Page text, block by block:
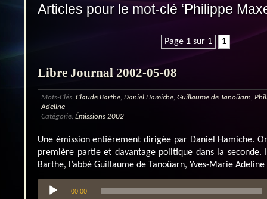
Articles pour le mot-clé ‘Philippe
Page 1 sur 1 1
Libre Journal 2002-05-08
Mots-Clés: Claude Barthe Daniel Hamiche Guillaume de Tanoüarn
Adeline
Catégorie: Émissions 2002
Une émission entièrement dirigée par Daniel Hamiche.
première partie et davantage politique dans la seconde.
Barthe, l’abbé Guillaume de Tanoüarn, Yves-Marie
Lecteur
audio
00:00